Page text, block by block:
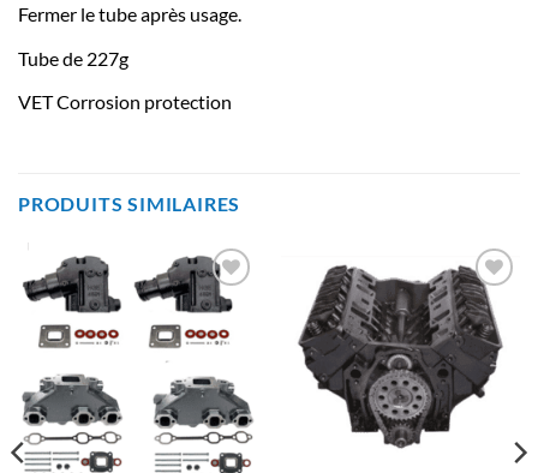
Fermer le tube après usage.
Tube de 227g
VET Corrosion protection
PRODUITS SIMILAIRES
AJOUTER
À LA
LISTE
D’ENVIES
AJOUTER
À LA
LISTE
D’ENVIES